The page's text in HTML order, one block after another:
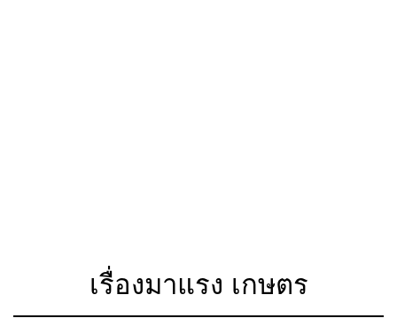
เรื่องมาแรง เกษตร